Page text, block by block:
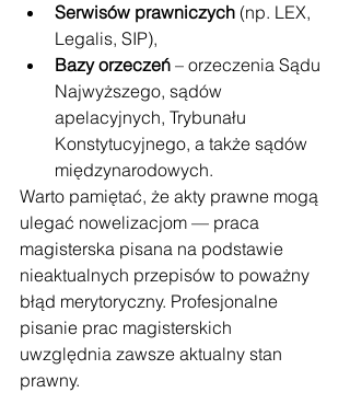
Serwisów prawniczych (np. LEX,
Legalis, SIP),
Bazy orzeczeń – orzeczenia Sądu
Najwyższego, sądów
apelacyjnych, Trybunału
Konstytucyjnego, a także sądów
międzynarodowych.
Warto pamiętać, że akty prawne mogą
ulegać nowelizacjom — praca
magisterska pisana na podstawie
nieaktualnych przepisów to poważny
błąd merytoryczny. Profesjonalne
pisanie prac magisterskich
uwzględnia zawsze aktualny stan
prawny.